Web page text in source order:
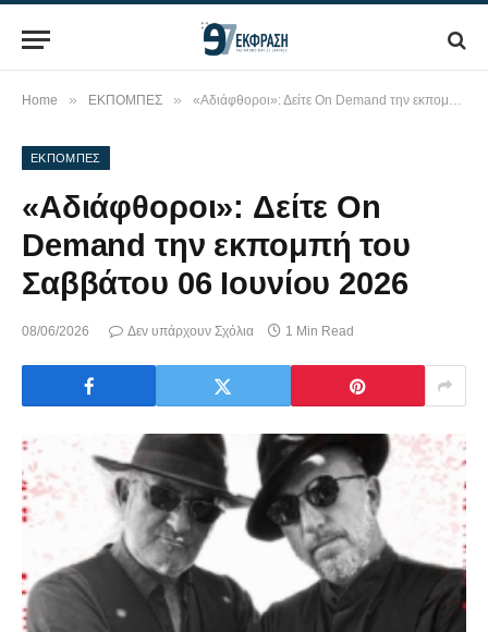
Home » ΕΚΠΟΜΠΕΣ » «Αδιάφθοροι»: Δείτε On Demand την εκπομπή του Σαββάτου 06 Ιουνίου 2026
ΕΚΠΟΜΠΕΣ
«Αδιάφθοροι»: Δείτε On
Demand την εκπομπή του
Σαββάτου 06 Ιουνίου 2026
08/06/2026 Δεν υπάρχουν Σχόλια 1 Min Read